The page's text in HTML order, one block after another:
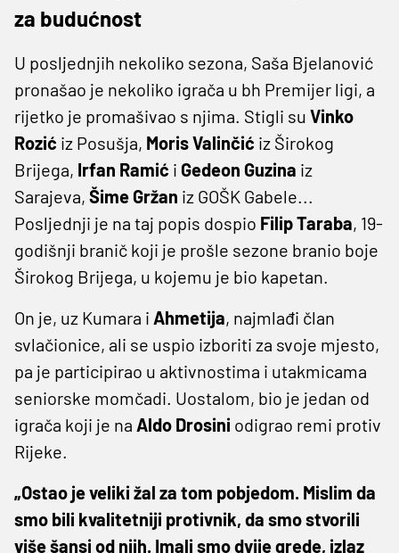
za budućnost
U posljednjih nekoliko sezona, Saša Bjelanović
pronašao je nekoliko igrača u bh Premijer ligi, a
rijetko je promašivao s njima. Stigli su Vinko
Rozić iz Posušja, Moris Valinčić iz Širokog
Brijega, Irfan Ramić i Gedeon Guzina iz
Sarajeva, Šime Gržan iz GOŠK Gabele...
Posljednji je na taj popis dospio Filip Taraba, 19-
godišnji branič koji je prošle sezone branio boje
Širokog Brijega, u kojemu je bio kapetan.
On je, uz Kumara i Ahmetija, najmlađi član
svlačionice, ali se uspio izboriti za svoje mjesto,
pa je participirao u aktivnostima i utakmicama
seniorske momčadi. Uostalom, bio je jedan od
igrača koji je na Aldo Drosini odigrao remi protiv
Rijeke.
„Ostao je veliki žal za tom pobjedom. Mislim da
smo bili kvalitetniji protivnik, da smo stvorili
više šansi od njih. Imali smo dvije grede, izlaz